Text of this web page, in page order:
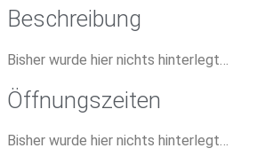
Beschreibung
Bisher wurde hier nichts hinterlegt…
Öffnungszeiten
Bisher wurde hier nichts hinterlegt…